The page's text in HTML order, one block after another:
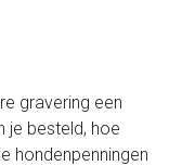
gravering een
je besteld, hoe
hondenpenningen